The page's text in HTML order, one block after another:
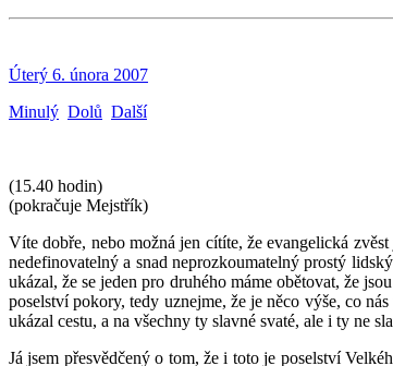
Úterý 6. února 2007
Minulý Dolů Další
(15.40 hodin)
(pokračuje Mejstřík)
Víte dobře, nebo možná jen cítíte, že evangelická
nedefinovatelný a snad neprozkoumatelný prostý
ukázal, že se jeden pro druhého máme obětovat, že
poselství pokory, tedy uznejme, že je něco výše, co
ukázal cestu, a na všechny ty slavné svaté, ale i ty ne
Já jsem přesvědčený o tom, že i toto je poselství